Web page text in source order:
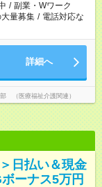
/ 副業・Wワーク
量募集 / 電話対応な
詳細へ
（医療福祉介護関連）
日払い＆現金
ーナス5万円